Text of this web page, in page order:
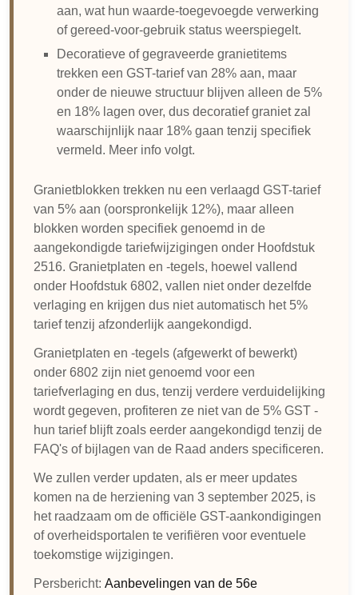
aan, wat hun waarde-toegevoegde verwerking
of gereed-voor-gebruik status weerspiegelt.
Decoratieve of gegraveerde granietitems
trekken een GST-tarief van 28% aan, maar
onder de nieuwe structuur blijven alleen de 5%
en 18% lagen over, dus decoratief graniet zal
waarschijnlijk naar 18% gaan tenzij specifiek
vermeld. Meer info volgt.
Granietblokken trekken nu een verlaagd GST-tarief
van 5% aan (oorspronkelijk 12%), maar alleen
blokken worden specifiek genoemd in de
aangekondigde tariefwijzigingen onder Hoofdstuk
2516. Granietplaten en -tegels, hoewel vallend
onder Hoofdstuk 6802, vallen niet onder dezelfde
verlaging en krijgen dus niet automatisch het 5%
tarief tenzij afzonderlijk aangekondigd.
Granietplaten en -tegels (afgewerkt of bewerkt)
onder 6802 zijn niet genoemd voor een
tariefverlaging en dus, tenzij verdere verduidelijking
wordt gegeven, profiteren ze niet van de 5% GST -
hun tarief blijft zoals eerder aangekondigd tenzij de
FAQ's of bijlagen van de Raad anders specificeren.
We zullen verder updaten, als er meer updates
komen na de herziening van 3 september 2025, is
het raadzaam om de officiële GST-aankondigingen
of overheidsportalen te verifiëren voor eventuele
toekomstige wijzigingen.
Persbericht:Aanbevelingen van de 56e